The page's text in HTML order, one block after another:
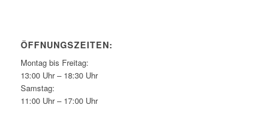
ÖFFNUNGSZEITEN:
Montag bis Freitag:
13:00 Uhr – 18:30 Uhr
Samstag:
11:00 Uhr – 17:00 Uhr